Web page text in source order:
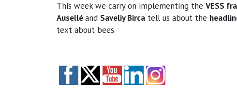
This week we carry on implementing the VESS
Auselléand Saveliy Birca tell us about the
text about bees.